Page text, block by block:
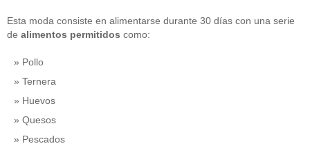
Esta moda consiste en alimentarse durante 30 días con una serie
de alimentos permitidos como:
Pollo
Ternera
Huevos
Quesos
Pescados